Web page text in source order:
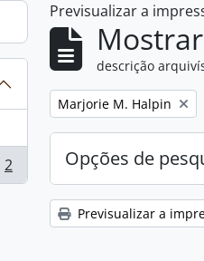
2
Previsualizar a
descrição
Remove filter:
Marjorie M. Halpin
Opções de
Previsualizar a